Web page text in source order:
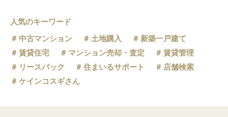
人気のキーワード
中古マンション
土地購入
新築一戸建て
賃貸住宅
マンション売却・査定
賃貸管理
リースバック
住まいるサポート
店舗検索
ケインコスギさん